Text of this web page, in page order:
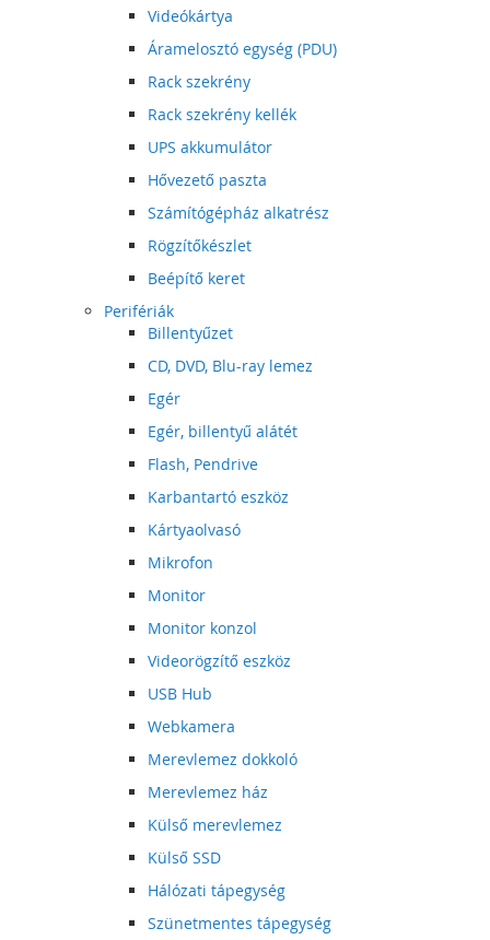
Videókártya
Áramelosztó egység (PDU)
Rack szekrény
Rack szekrény kellék
UPS akkumulátor
Hővezető paszta
Számítógépház alkatrész
Rögzítőkészlet
Beépítő keret
Perifériák
Billentyűzet
CD, DVD, Blu-ray lemez
Egér
Egér, billentyű alátét
Flash, Pendrive
Karbantartó eszköz
Kártyaolvasó
Mikrofon
Monitor
Monitor konzol
Videorögzítő eszköz
USB Hub
Webkamera
Merevlemez dokkoló
Merevlemez ház
Külső merevlemez
Külső SSD
Hálózati tápegység
Szünetmentes tápegység